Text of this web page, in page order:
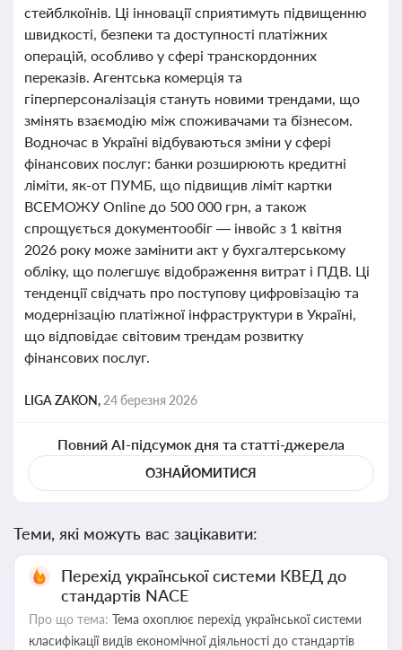
стейблкоїнів. Ці інновації сприятимуть підвищенню
швидкості, безпеки та доступності платіжних
операцій, особливо у сфері транскордонних
переказів. Агентська комерція та
гіперперсоналізація стануть новими трендами, що
змінять взаємодію між споживачами та бізнесом.
Водночас в Україні відбуваються зміни у сфері
фінансових послуг: банки розширюють кредитні
ліміти, як-от ПУМБ, що підвищив ліміт картки
ВСЕМОЖУ Online до 500 000 грн, а також
спрощується документообіг — інвойс з 1 квітня
2026 року може замінити акт у бухгалтерському
обліку, що полегшує відображення витрат і ПДВ. Ці
тенденції свідчать про поступову цифровізацію та
модернізацію платіжної інфраструктури в Україні,
що відповідає світовим трендам розвитку
фінансових послуг.
LIGA ZAKON, 24 березня 2026
Повний AI-підсумок дня та статті-джерела
ОЗНАЙОМИТИСЯ
Теми, які можуть вас зацікавити:
Перехід української системи КВЕД до
стандартів NACE
Про що тема: Тема охоплює перехід української системи
класифікації видів економічної діяльності до стандартів